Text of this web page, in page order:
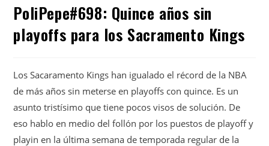
PoliPepe#698: Quince años sin
playoffs para los Sacramento Kings
Los Sacaramento Kings han igualado el récord de la NBA
de más años sin meterse en playoffs con quince. Es un
asunto tristísimo que tiene pocos visos de solución. De
eso hablo en medio del follón por los puestos de playoff y
playin en la última semana de temporada regular de la